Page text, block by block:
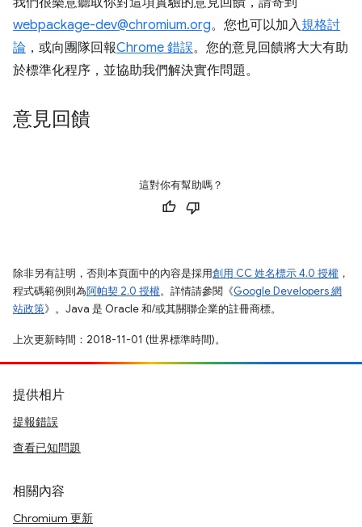
webpackage-dev@chromium.org。您也可以加入規格討
論 ，或向團隊回報Chrome 錯誤。您的意見回饋將大大有助
於標準化程序，並協助我們解決實作問題。
意見回饋
這對你有幫助嗎？
除非另有註明，否則本頁面中的內容是採用創用 CC 姓名標示 4.0 授權 ，
程式碼範例則為阿帕契 2.0 授權。詳情請參閱《Google Developers 網
站政策》。Java 是 Oracle 和/或其關聯企業的註冊商標。
上次更新時間：2018-11-01 (世界標準時間)。
提供相片
提報錯誤
查看已知問題
相關內容
Chromium 更新